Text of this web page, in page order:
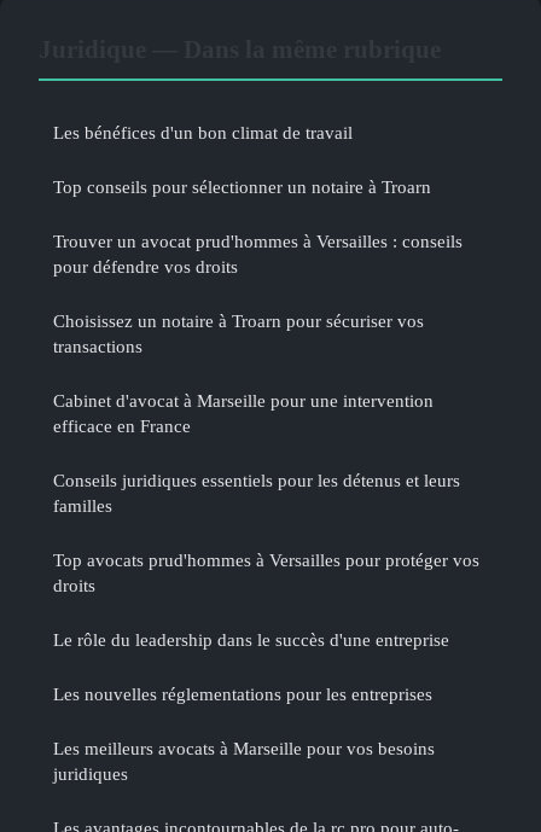
Les bénéfices d'un bon climat de travail
Top conseils pour sélectionner un notaire à Troarn
Trouver un avocat prud'hommes à Versailles : conseils
pour défendre vos droits
Choisissez un notaire à Troarn pour sécuriser vos
transactions
Cabinet d'avocat à Marseille pour une intervention
efficace en France
Conseils juridiques essentiels pour les détenus et leurs
familles
Top avocats prud'hommes à Versailles pour protéger vos
droits
Le rôle du leadership dans le succès d'une entreprise
Les nouvelles réglementations pour les entreprises
Les meilleurs avocats à Marseille pour vos besoins
juridiques
Les avantages incontournables de la rc pro pour auto-